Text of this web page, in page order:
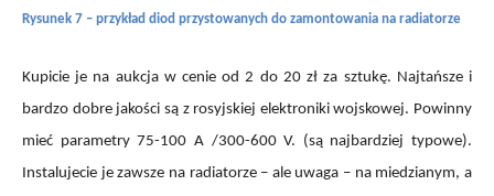
Rysunek 7 – przykład diod przystowanych do zamontowania na radiatorze
Kupicie je na aukcja w cenie od 2 do 20 zł za sztukę. Najtańsze i
bardzo dobre jakości są z rosyjskiej elektroniki wojskowej. Powinny
mieć parametry 75-100 A /300-600 V. (są najbardziej typowe).
Instalujecie je zawsze na radiatorze – ale uwaga – na miedzianym, a